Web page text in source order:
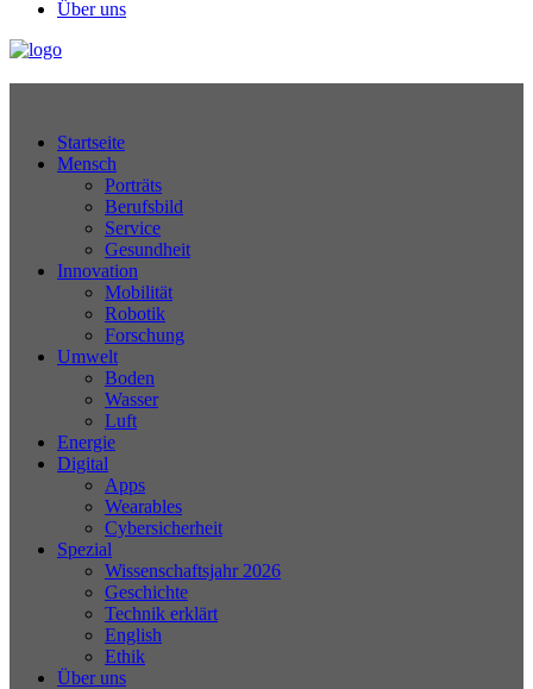
Über uns
Startseite
Mensch
Porträts
Berufsbild
Service
Gesundheit
Innovation
Mobilität
Robotik
Forschung
Umwelt
Boden
Wasser
Luft
Energie
Digital
Apps
Wearables
Cybersicherheit
Spezial
Wissenschaftsjahr 2026
Geschichte
Technik erklärt
English
Ethik
Über uns